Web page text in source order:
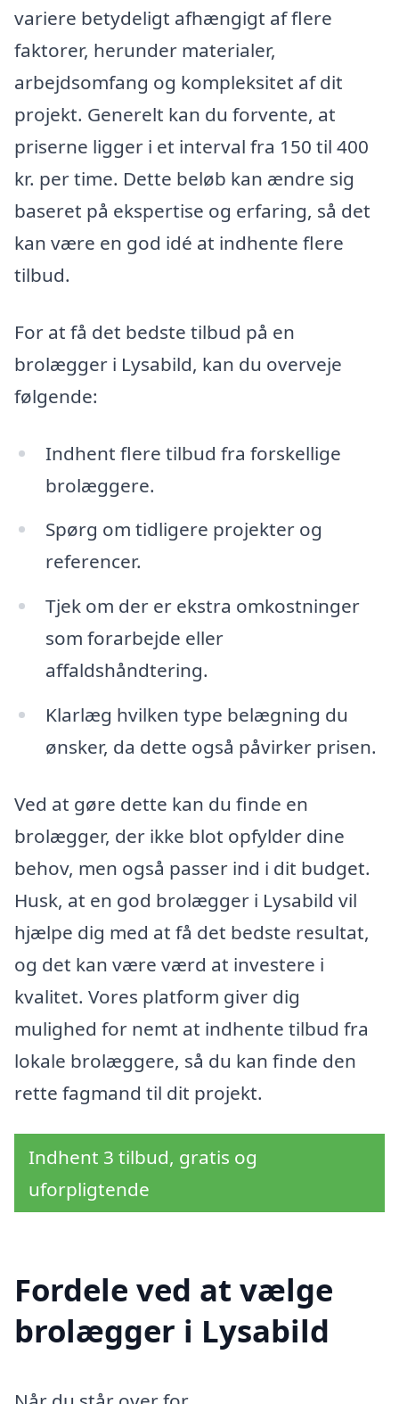
variere betydeligt afhængigt af flere
faktorer, herunder materialer,
arbejdsomfang og kompleksitet af dit
projekt. Generelt kan du forvente, at
priserne ligger i et interval fra 150 til 400
kr. per time. Dette beløb kan ændre sig
baseret på ekspertise og erfaring, så det
kan være en god idé at indhente flere
tilbud.
For at få det bedste tilbud på en
brolægger i Lysabild, kan du overveje
følgende:
Indhent flere tilbud fra forskellige
brolæggere.
Spørg om tidligere projekter og
referencer.
Tjek om der er ekstra omkostninger
som forarbejde eller
affaldshåndtering.
Klarlæg hvilken type belægning du
ønsker, da dette også påvirker prisen.
Ved at gøre dette kan du finde en
brolægger, der ikke blot opfylder dine
behov, men også passer ind i dit budget.
Husk, at en god brolægger i Lysabild vil
hjælpe dig med at få det bedste resultat,
og det kan være værd at investere i
kvalitet. Vores platform giver dig
mulighed for nemt at indhente tilbud fra
lokale brolæggere, så du kan finde den
rette fagmand til dit projekt.
Indhent 3 tilbud, gratis og
uforpligtende
Fordele ved at vælge
brolægger i Lysabild